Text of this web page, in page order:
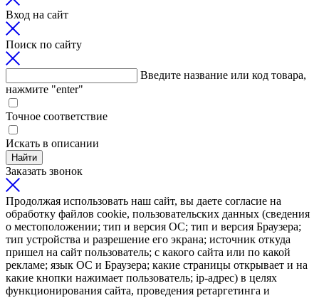
Вход на сайт
Поиск по сайту
Введите название или код товара,
нажмите "enter"
Точное соответствие
Искать в описании
Найти
Заказать звонок
Продолжая использовать наш сайт, вы даете согласие на
обработку файлов cookie, пользовательских данных (сведения
о местоположении; тип и версия ОС; тип и версия Браузера;
тип устройства и разрешение его экрана; источник откуда
пришел на сайт пользователь; с какого сайта или по какой
рекламе; язык ОС и Браузера; какие страницы открывает и на
какие кнопки нажимает пользователь; ip-адрес) в целях
функционирования сайта, проведения ретаргетинга и